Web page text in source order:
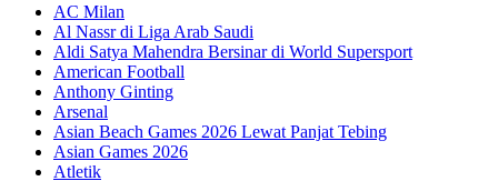
AC Milan
Al Nassr di Liga Arab Saudi
Aldi Satya Mahendra Bersinar di World Supersport
American Football
Anthony Ginting
Arsenal
Asian Beach Games 2026 Lewat Panjat Tebing
Asian Games 2026
Atletik